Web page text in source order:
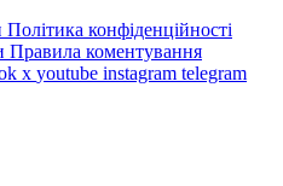
Політика конфіденційності
Правила коментування
x youtube instagram telegram